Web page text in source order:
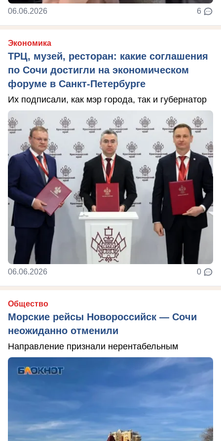
06.06.2026 6
Экономика
ТРЦ, музей, ресторан: какие соглашения
по Сочи достигли на экономическом
форуме в Санкт-Петербурге
Их подписали, как мэр города, так и губернатор
06.06.2026 0
Общество
Морские рейсы Новороссийск — Сочи
неожиданно отменили
Направление признали нерентабельным